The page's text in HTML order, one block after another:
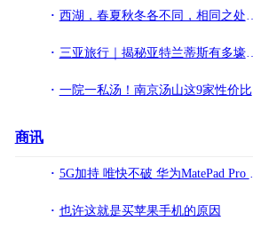
西湖，春夏秋冬各不同，相同之处是醉美
三亚旅行｜揭秘亚特兰蒂斯有多壕、多奢华
一院一私汤！南京汤山这9家性价比超高的温泉民宿丨南方民宿
商讯
5G加持 唯快不破 华为MatePad Pro 5G平板正式发布
也许这就是买苹果手机的原因